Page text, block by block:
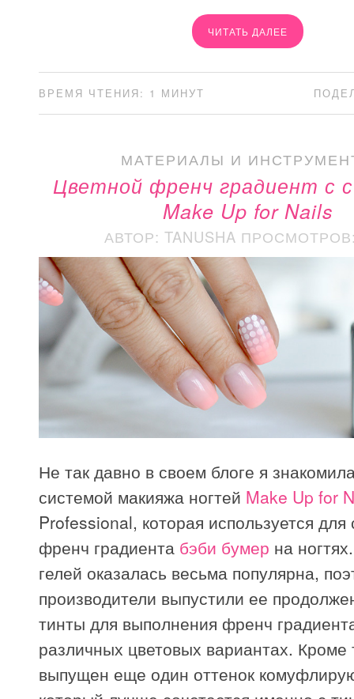
ЧИТАТЬ ДАЛЕЕ
ВРЕМЯ ЧТЕНИЯ: 1 МИНУТ
МАТЕРИАЛЫ И
Цветной френч градиент с
Make Up for Nails
АВТОР: TANUSHA
Не так давно в своем блоге я
системой макияжа ногтей Make Up for
Professional, которая используется для
френч градиента бэби бумер на
гелей оказалась весьма популярна,
производители выпустили ее
тинты для выполнения френч
различных цветовых вариантах. Кроме
выпущен еще один оттенок